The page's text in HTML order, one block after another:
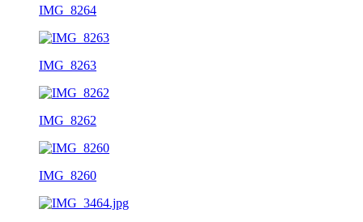
IMG_8264
IMG_8263
IMG_8262
IMG_8260